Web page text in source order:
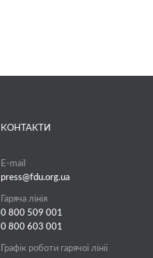
КОНТАКТИ
E-mail
press@fdu.org.ua
Гаряча лінія
0 800 509 001
0 800 603 001
Графік роботи гарячої лінії